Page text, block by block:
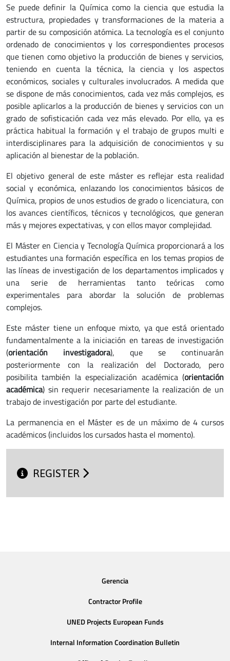
Se puede definir la Química como la ciencia que estudia la
estructura, propiedades y transformaciones de la materia a
partir de su composición atómica. La tecnología es el conjunto
ordenado de conocimientos y los correspondientes procesos
que tienen como objetivo la producción de bienes y servicios,
teniendo en cuenta la técnica, la ciencia y los aspectos
económicos, sociales y culturales involucrados. A medida que
se dispone de más conocimientos, cada vez más complejos, es
posible aplicarlos a la producción de bienes y servicios con un
grado de sofisticación cada vez más elevado. Por ello, ya es
práctica habitual la formación y el trabajo de grupos multi e
interdisciplinares para la adquisición de conocimientos y su
aplicación al bienestar de la población.
El objetivo general de este máster es reflejar esta realidad
social y económica, enlazando los conocimientos básicos de
Química, propios de unos estudios de grado o licenciatura, con
los avances científicos, técnicos y tecnológicos, que generan
más y mejores expectativas, y con ellos mayor complejidad.
El Máster en Ciencia y Tecnología Química proporcionará a los
estudiantes una formación específica en los temas propios de
las líneas de investigación de los departamentos implicados y
una serie de herramientas tanto teóricas como
experimentales para abordar la solución de problemas
complejos.
Este máster tiene un enfoque mixto, ya que está orientado
fundamentalmente a la iniciación en tareas de investigación
(orientación investigadora), que se continuarán
posteriormente con la realización del Doctorado, pero
posibilita también la especialización académica (orientación
académica) sin requerir necesariamente la realización de un
trabajo de investigación por parte del estudiante.
La permanencia en el Máster es de un máximo de 4 cursos
académicos (incluidos los cursados hasta el momento).
REGISTER
Gerencia
Contractor Profile
UNED Projects European Funds
Internal Information Coordination Bulletin